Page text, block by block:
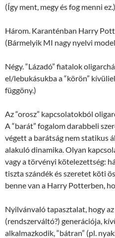
(Így ment, megy és fog menni ez.)
Három. Karanténban Harry
(Bármelyik MI nagy nyelvi
Négy. “Lázadó” fiatalok
el/lebukásukba a “körön”
függöny.)
Az “orosz” kapcsolatokból
A “barát” fogalom darabbeli
végett a barátság nem statikus
alakuló dinamika. Olyan
vagy a törvényi kötelezettség:
tiszta szándék és szeretet köti
benne van a Harry Potterben,
Nyilvánvaló tapasztalat, hogy
(rendszerváltó?) generációja,
alkalmazkodik, “bátran” (pl.